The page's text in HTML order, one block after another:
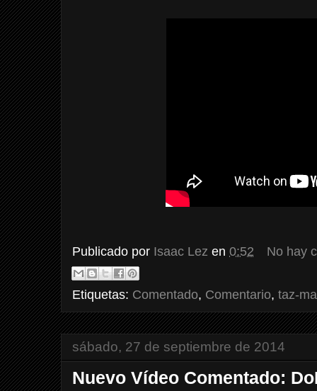
Publicado por Isaac Lez en 0:52 No hay
Etiquetas: Comentado, Comentario, taz-
sábado, 27 de septiembre de 2014
Nuevo Vídeo Comentado: